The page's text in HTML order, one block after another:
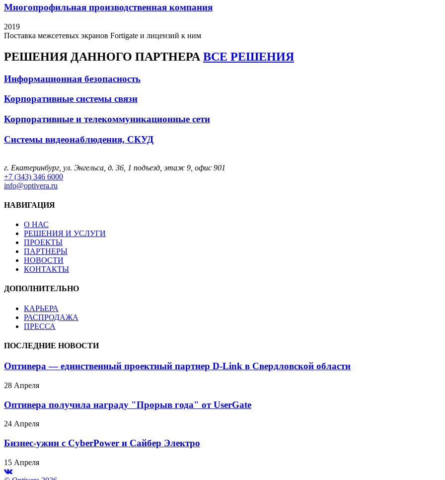
Многопрофильная производственная компания
2019
Поставка межсетевых экранов Fortigate и лицензий к ним
РЕШЕНИЯ ДАННОГО ПАРТНЕРА ВСЕ РЕШЕНИЯ
Информационная безопасность
Корпоративные системы связи
Корпоративные и телекоммуникационные сети
Системы видеонаблюдения, СКУД
г. Екатеринбург, ул. Энгельса, д. 36, 1 подъезд, этаж 9, офис 901
+7 (343) 346 6000
info@optivera.ru
НАВИГАЦИЯ
О НАС
РЕШЕНИЯ И УСЛУГИ
ПРОЕКТЫ
ПАРТНЕРЫ
НОВОСТИ
КОНТАКТЫ
ДОПОЛНИТЕЛЬНО
КАРЬЕРА
РАСПРОДАЖА
ПРЕССА
ПОСЛЕДНИЕ НОВОСТИ
Оптивера — единственный проектный партнер D-Link в Свердловской области
28 Апреля
Оптивера получила награду "Прорыв года" от UserGate
24 Апреля
Бизнес-ужин с CyberPower и Сайбер Электро
15 Апреля